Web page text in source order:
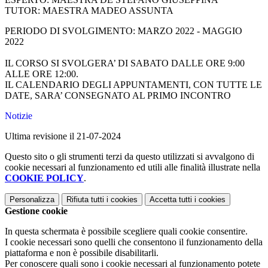
TUTOR: MAESTRA MADEO ASSUNTA
PERIODO DI SVOLGIMENTO: MARZO 2022 - MAGGIO
2022
IL CORSO SI SVOLGERA’ DI SABATO DALLE ORE 9:00
ALLE ORE 12:00.
IL CALENDARIO DEGLI APPUNTAMENTI, CON TUTTE LE
DATE, SARA’ CONSEGNATO AL PRIMO INCONTRO
Notizie
Ultima revisione il 21-07-2024
Questo sito o gli strumenti terzi da questo utilizzati si avvalgono di
cookie necessari al funzionamento ed utili alle finalità illustrate nella
COOKIE POLICY.
Personalizza Rifiuta tutti i cookies Accetta tutti i cookies
Gestione cookie
In questa schermata è possibile scegliere quali cookie consentire.
I cookie necessari sono quelli che consentono il funzionamento della
piattaforma e non è possibile disabilitarli.
Per conoscere quali sono i cookie necessari al funzionamento potete